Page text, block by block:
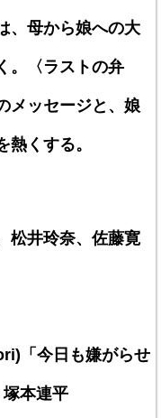
、母から娘への大
。〈ラストの弁
メッセージと、娘
くする。
松井玲奈、佐藤寛
「今日も嫌がらせ
本連平